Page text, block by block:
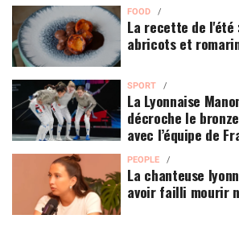
FOOD
La recette de
abricots et
SPORT
La Lyonnaise
décroche le
avec l’équipe de
PEOPLE
La chanteuse
avoir failli mourir